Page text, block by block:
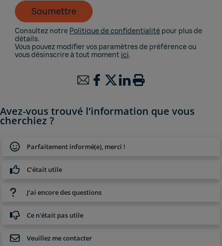
Soumettre
Consultez notre Politique de confidentialité pour plus de
détails.
Vous pouvez modifier vos paramètres de préférence ou
vous désinscrire à tout moment ici.
Avez-vous trouvé l’information que vous
cherchiez ?
Parfaitement informé(e), merci !
C’était utile
J’ai encore des questions
Ce n'était pas utile
Veuillez me contacter